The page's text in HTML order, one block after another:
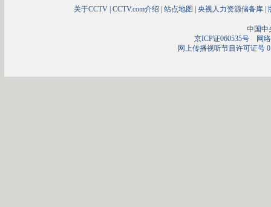
关于CCTV | CCTV.com介绍 | 站点地图 | 央视人力资源储备库 |
中国中
京ICP证060535号网络
网上传播视听节目许可证号